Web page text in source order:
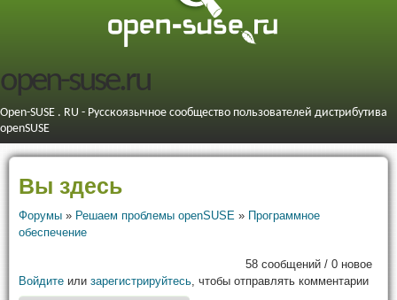
open-suse.ru
Open-SUSE . RU - Русскоязычное сообщество пользователей дистрибутива
openSUSE
Вы здесь
Форумы » Решаем проблемы openSUSE » Программное
обеспечение
58 сообщений / 0 новое
Войдите или зарегистрируйтесь, чтобы отправлять комментарии